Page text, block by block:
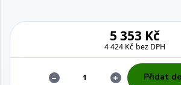
5 353 Kč
4 424 Kč bez DPH
Přidat